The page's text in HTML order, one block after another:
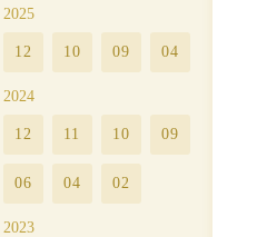
2025
12 10 09 04
2024
12 11 10 09
06 04 02
2023